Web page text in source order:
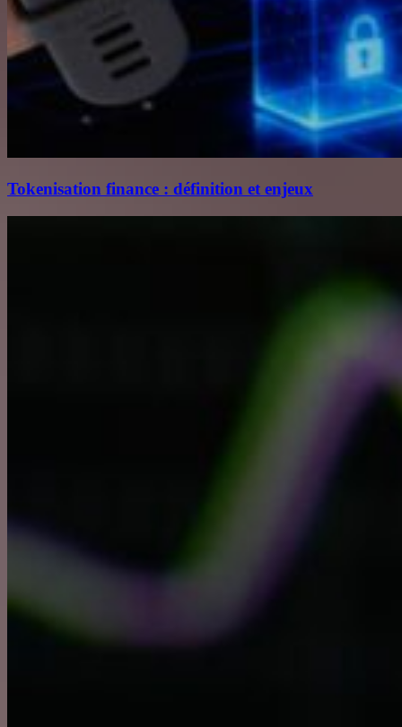
Tokenisation finance : définition et enjeux